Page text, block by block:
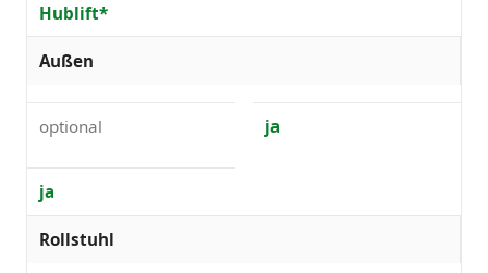
Hublift*
Außen
optional ja
ja
Rollstuhl